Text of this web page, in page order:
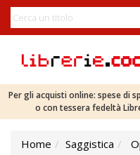
Per gli acquisti online: spese di
o con tessera fedeltà
Home Saggistica